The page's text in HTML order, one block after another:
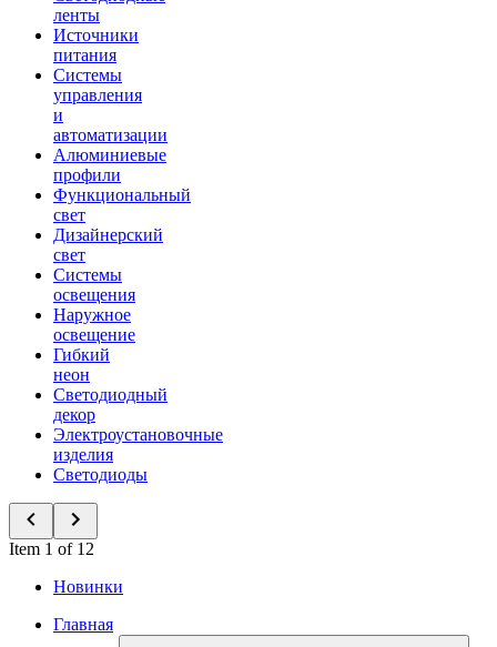
ленты
Источники
питания
Системы
управления
и
автоматизации
Алюминиевые
профили
Функциональный
свет
Дизайнерский
свет
Системы
освещения
Наружное
освещение
Гибкий
неон
Светодиодный
декор
Электроустановочные
изделия
Светодиоды
Item 1 of 12
Новинки
Главная